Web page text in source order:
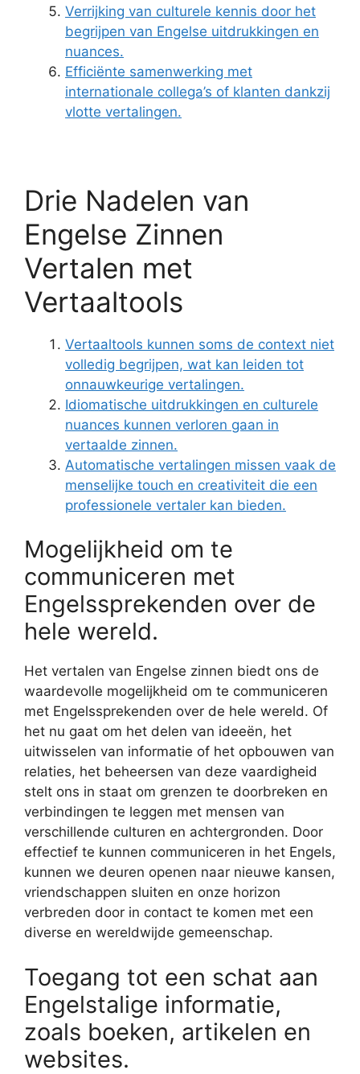
Verrijking van culturele kennis door het
begrijpen van Engelse uitdrukkingen en
nuances.
Efficiënte samenwerking met
internationale collega’s of klanten dankzij
vlotte vertalingen.
Drie Nadelen van
Engelse Zinnen
Vertalen met
Vertaaltools
Vertaaltools kunnen soms de context niet
volledig begrijpen, wat kan leiden tot
onnauwkeurige vertalingen.
Idiomatische uitdrukkingen en culturele
nuances kunnen verloren gaan in
vertaalde zinnen.
Automatische vertalingen missen vaak de
menselijke touch en creativiteit die een
professionele vertaler kan bieden.
Mogelijkheid om te
communiceren met
Engelssprekenden over de
hele wereld.
Het vertalen van Engelse zinnen biedt ons de
waardevolle mogelijkheid om te communiceren
met Engelssprekenden over de hele wereld. Of
het nu gaat om het delen van ideeën, het
uitwisselen van informatie of het opbouwen van
relaties, het beheersen van deze vaardigheid
stelt ons in staat om grenzen te doorbreken en
verbindingen te leggen met mensen van
verschillende culturen en achtergronden. Door
effectief te kunnen communiceren in het Engels,
kunnen we deuren openen naar nieuwe kansen,
vriendschappen sluiten en onze horizon
verbreden door in contact te komen met een
diverse en wereldwijde gemeenschap.
Toegang tot een schat aan
Engelstalige informatie,
zoals boeken, artikelen en
websites.